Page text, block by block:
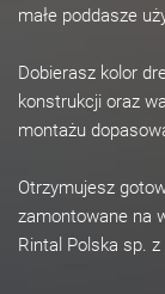
małe poddasze
Dobierasz kolor
konstrukcji oraz
montażu
Otrzymujesz
zamontowane na
Rintal Polska sp. z